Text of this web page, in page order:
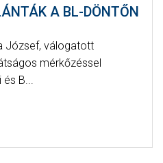
A BL-DÖNTŐN
József, válogatott
mérkőzéssel
és B...